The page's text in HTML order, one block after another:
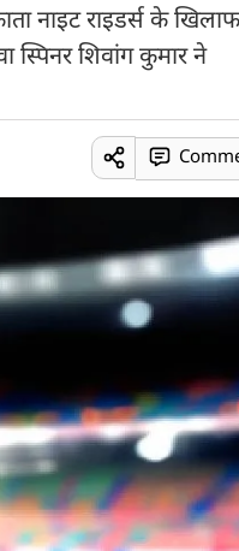
नाइट राइडर्स के खिलाफ
शिवांग कुमार ने